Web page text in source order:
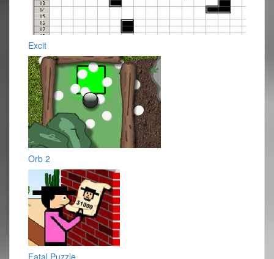
Excit
Orb 2